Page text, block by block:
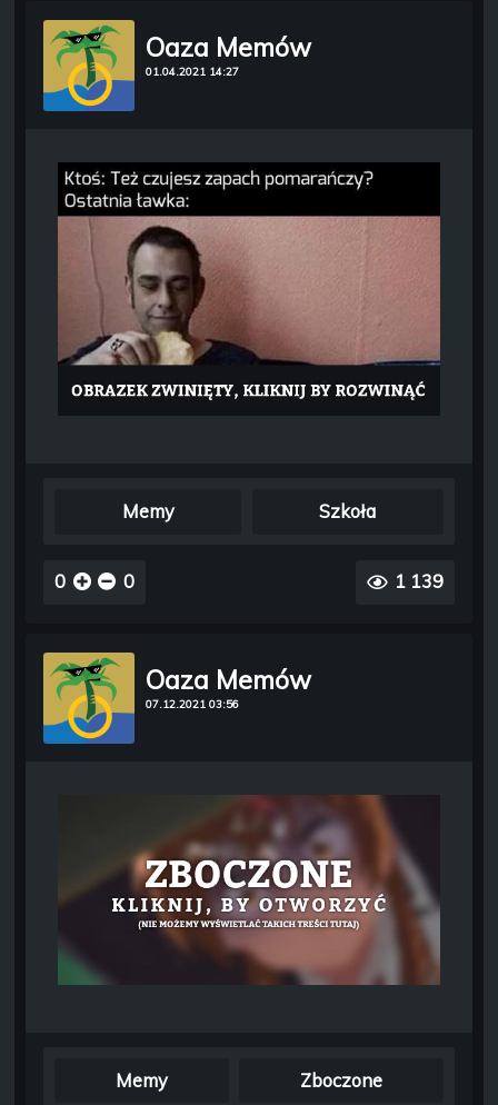
Oaza Memów
01.04.2021 14:27
Memy Szkoła
0 0 1 139
Oaza Memów
07.12.2021 03:56
Memy Zboczone